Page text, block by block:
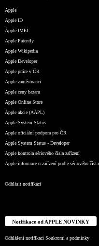
Apple
Apple ID
Apple IMEI
Apple Patently
Apple Wikipedia
Apple Developer
Apple práce v ČR
Apple zaměstnanci
Apple ceny bazaru
Apple Online Store
Apple akcie (AAPL)
Apple System Status
Apple oficiální podpora pro ČR
Apple System Status - Developer
Apple kontrola sériového čísla zařízení
Apple informace o zařízení podle sériového čísla
Odhlásit notifikaci
Notifikace od APPLE NOVINKY
Odhlášení notifikací Soukromí a podmínky